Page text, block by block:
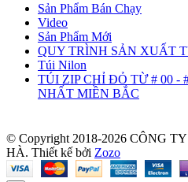
Sản Phẩm Bán Chạy
Video
Sản Phẩm Mới
QUY TRÌNH SẢN XUẤT
Túi Nilon
TÚI ZIP CHỈ ĐỎ TỪ # 00 -
NHẤT MIỀN BẮC
© Copyright 2018-2026 CÔNG
HÀ. Thiết kế bởi Zozo